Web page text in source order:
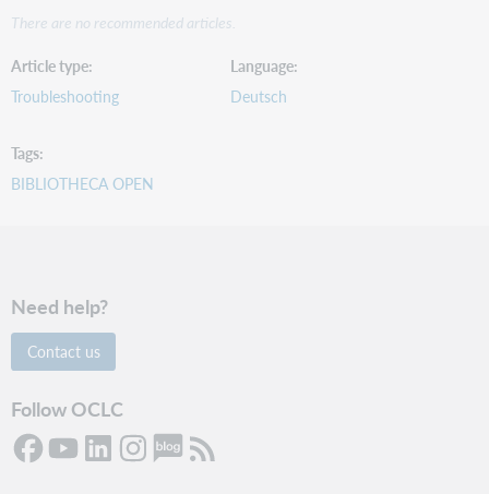
There are no recommended articles.
Article type
Troubleshooting
Language
Deutsch
Tags
BIBLIOTHECA OPEN
Need help?
Contact us
Follow OCLC